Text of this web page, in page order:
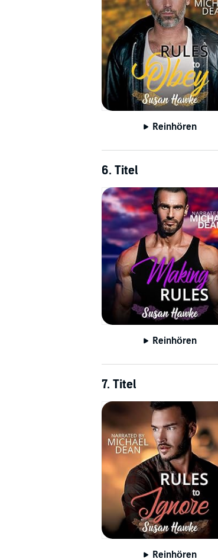
Reinhören
6. Titel
Reinhören
7. Titel
Reinhören